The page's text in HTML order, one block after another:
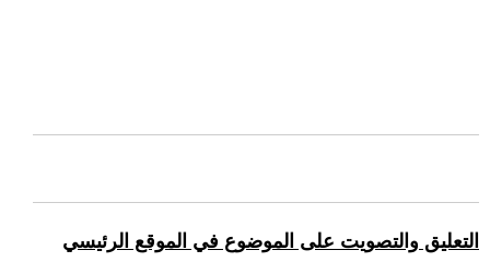
التعليق والتصويت على الموضوع في الموقع الرئيسي